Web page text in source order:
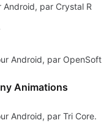
par Crystal R
Android, par OpenSoft
Animations
Android, par Tri Core.